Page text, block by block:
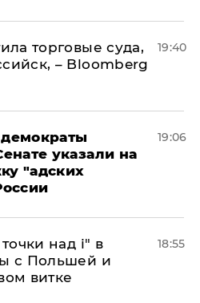
торговые суда,
– Bloomberg
19:40
указали на
"адских
19:06
над і" в
с Польшей и
витке
18:55